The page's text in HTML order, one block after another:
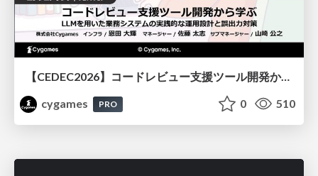
【CEDEC2026】コードレビュー支援ツール開発から学ぶ：LLMを用いた業務システムの実践的な運用設計と誤出力対策
cygames
PRO 0 510